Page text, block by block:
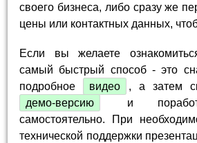
своего бизнеса, либо сразу же
цены или контактных данных,
Если вы желаете
самый быстрый способ - это
подробное
видео
, а затем
демо-версию
и
самостоятельно. При
технической поддержки